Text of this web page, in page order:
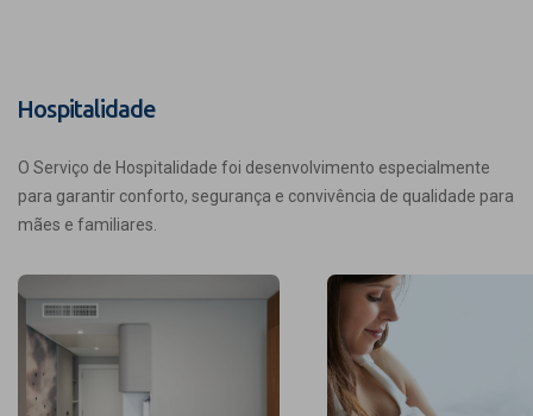
Hospitalidade
O Serviço de Hospitalidade foi desenvolvimento especialmente
para garantir conforto, segurança e convivência de qualidade para
mães e familiares.